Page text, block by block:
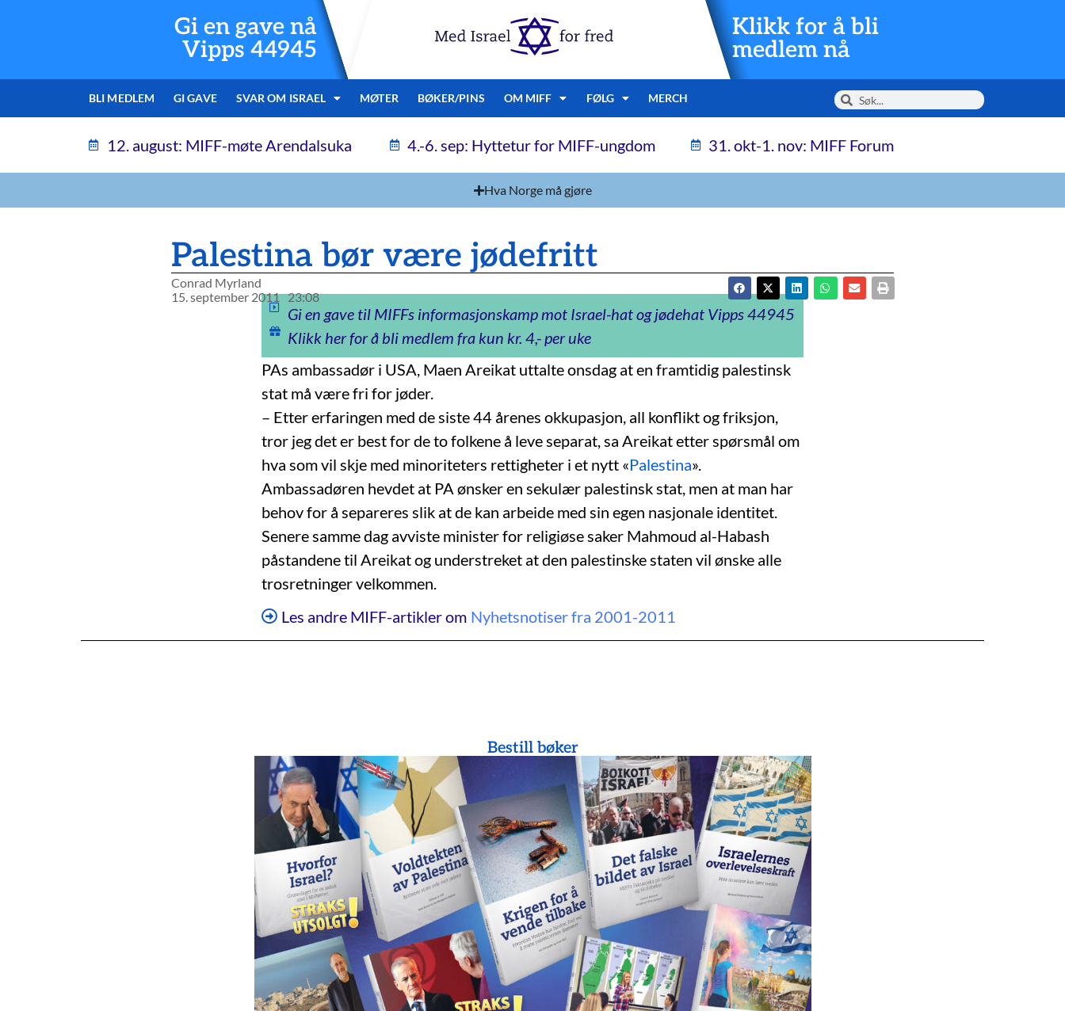
Gi en gave nå
Vipps 44945
Klikk for å bli
medlem nå
BLI MEDLEM GI GAVE SVAR OM ISRAEL MØTER BØKER/PINS OM MIFF FØLG MERCH
12. august: MIFF-møte Arendalsuka 4.-6. sep: Hyttetur for MIFF-ungdom 31. okt-1. nov: MIFF Forum
Hva Norge må gjøre
Palestina bør være jødefritt
Conrad Myrland
15. september 2011 23:08
Gi en gave til MIFFs informasjonskamp mot Israel-hat og jødehat Vipps 44945
Klikk her for å bli medlem fra kun kr. 4,- per uke
PAs ambassadør i USA, Maen Areikat uttalte onsdag at en framtidig palestinsk
stat må være fri for jøder.
– Etter erfaringen med de siste 44 årenes okkupasjon, all konflikt og friksjon,
tror jeg det er best for de to folkene å leve separat, sa Areikat etter spørsmål om
hva som vil skje med minoriteters rettigheter i et nytt «Palestina».
Ambassadøren hevdet at PA ønsker en sekulær palestinsk stat, men at man har
behov for å separeres slik at de kan arbeide med sin egen nasjonale identitet.
Senere samme dag avviste minister for religiøse saker Mahmoud al-Habash
påstandene til Areikat og understreket at den palestinske staten vil ønske alle
trosretninger velkommen.
Les andre MIFF-artikler om Nyhetsnotiser fra 2001-2011
Bestill bøker